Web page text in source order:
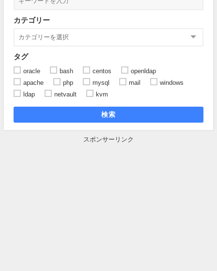
カテゴリー
タグ
oracle bash centos
openldap
apache
php mysql mail
windows
ldap
netvault kvm
検索
スポンサーリンク